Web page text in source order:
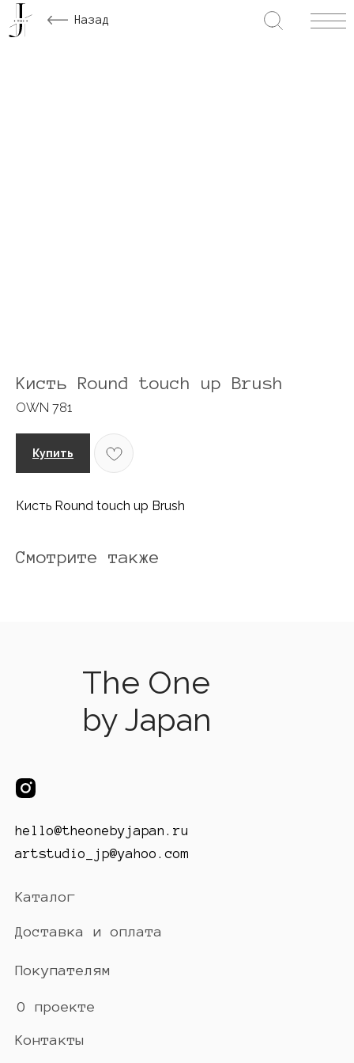
Назад
Кисть Round touch up Brush
OWN 781
Купить
Кисть Round touch up Brush
Смотрите также
The One
by Japan
hello@theonebyjapan.ru
artstudio_jp@yahoo.com
Каталог
Доставка и оплата
О проекте
Контакты
Покупателям